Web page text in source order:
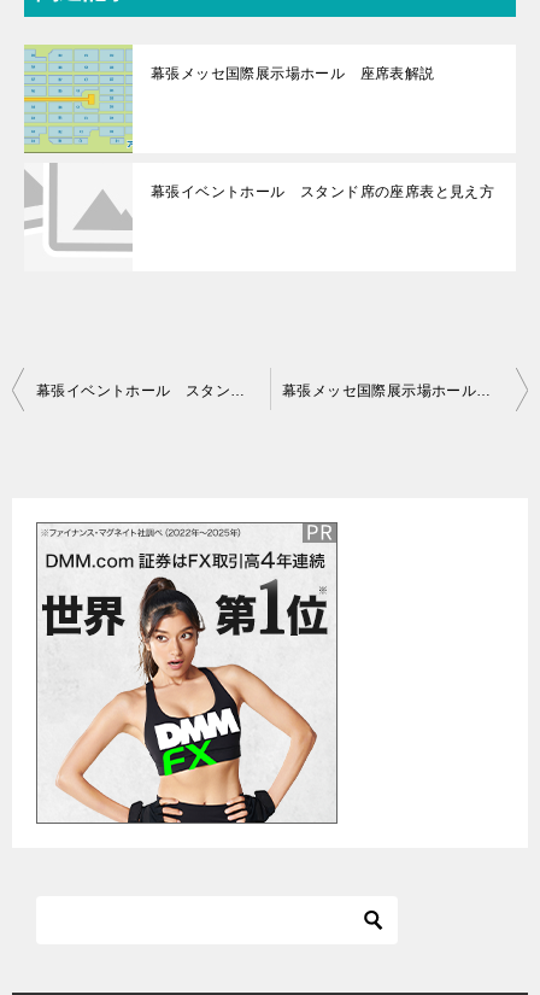
幕張メッセ国際展示場ホール 座席表解説
幕張イベントホール スタンド席の座席表と見え方
投